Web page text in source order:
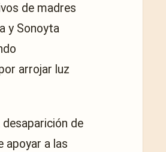
de madres
y Sonoyta
arrojar luz
de
apoyar a las